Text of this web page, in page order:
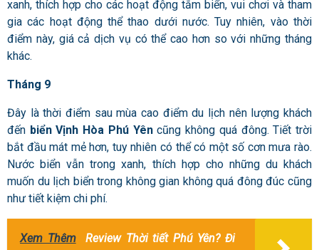
xanh, thích hợp cho các hoạt động tắm biển, vui chơi và tham
gia các hoạt động thể thao dưới nước. Tuy nhiên, vào thời
điểm này, giá cả dịch vụ có thể cao hơn so với những tháng
khác.
Tháng 9
Đây là thời điểm sau mùa cao điểm du lịch nên lượng khách
đến biển Vịnh Hòa Phú Yêncũng không quá đông. Tiết trời
bắt đầu mát mẻ hơn, tuy nhiên có thể có một số cơn mưa rào.
Nước biển vẫn trong xanh, thích hợp cho những du khách
muốn du lịch biển trong không gian không quá đông đúc cũng
như tiết kiệm chi phí.
Xem Thêm
Review Thời tiết Phú Yên? Đi